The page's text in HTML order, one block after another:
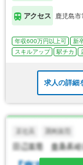
アクセス 鹿児島市
年収600万円以上可 新
スキルアップ
駅チカ
求人の詳細